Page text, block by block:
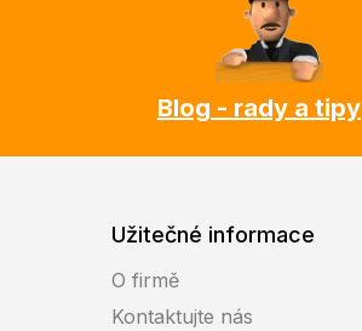
Blog - rady a tipy
Užitečné informace
O firmě
Kontaktujte nás